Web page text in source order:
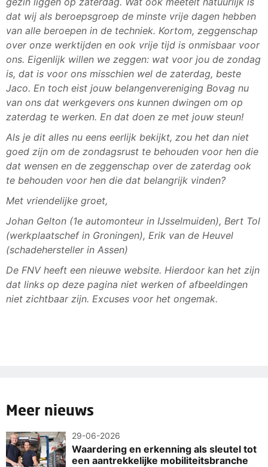
dat wij als beroepsgroep de minste vrije dagen hebben
van alle beroepen in de techniek. Kortom, zeggenschap
over onze werktijden en ook vrije tijd is onmisbaar voor
ons. Eigenlijk willen we zeggen: wat voor jou de zondag
is, dat is voor ons misschien wel de zaterdag, beste
Jaco. En toch eist jouw belangenvereniging Bovag nu
van ons dat werkgevers ons kunnen dwingen om op
zaterdag te werken. En dat doen ze met jouw steun!
Als je dit alles nu eens eerlijk bekijkt, zou het dan niet
goed zijn om de zondagsrust te behouden voor hen die
dat wensen en de zeggenschap over de zaterdag ook
te behouden voor hen die dat belangrijk vinden?
Met vriendelijke groet,
Johan Gelton (1e automonteur in IJsselmuiden), Bert Tol
(werkplaatschef in Groningen), Erik van de Heuvel
(schadehersteller in Assen)
De FNV heeft een nieuwe website. Hierdoor kan het zijn
dat links op deze pagina niet werken of afbeeldingen
niet zichtbaar zijn. Excuses voor het ongemak.
Meer nieuws
29-06-2026
Waardering en erkenning als sleutel tot
een aantrekkelijke mobiliteitsbranche